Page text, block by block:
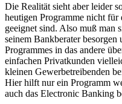
Die Realität sieht aber leider
heutigen Programme nicht
geeignet sind. Also muß man
seinem Bankberater besorgen
Programmes in das andere
einfachen Privatkunden
kleinen Gewerbetreibenden
Hier hilft nur ein Programm
auch das Electronic Banking